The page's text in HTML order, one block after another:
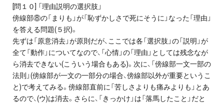
[問１０] 「理由説明の選択肢」
傍線部⑧の「まりも」が「恥ずかしさで死にそうに」なった「理由」
を答える問題(５択)。
先ずは「原意消去」が原則だが、ここでは各「選択肢」の「説明」が
全て「動作」についてなので、「心情」の「理由」としては残念なが
ら消去できない(こういう場合もある)。次に、「傍線部一文一部の
法則」(傍線部が一文の一部分の場合、傍線部以外が重要というこ
と)で考えてみる。傍線部直前に「苦しさよりも痛みよりも」とあ
るので、(ウ)は消去。さらに、「きっかけ」は「落馬したこと」だと